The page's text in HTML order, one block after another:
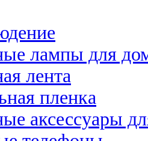
лампы для
лента
пленка
аксессуары